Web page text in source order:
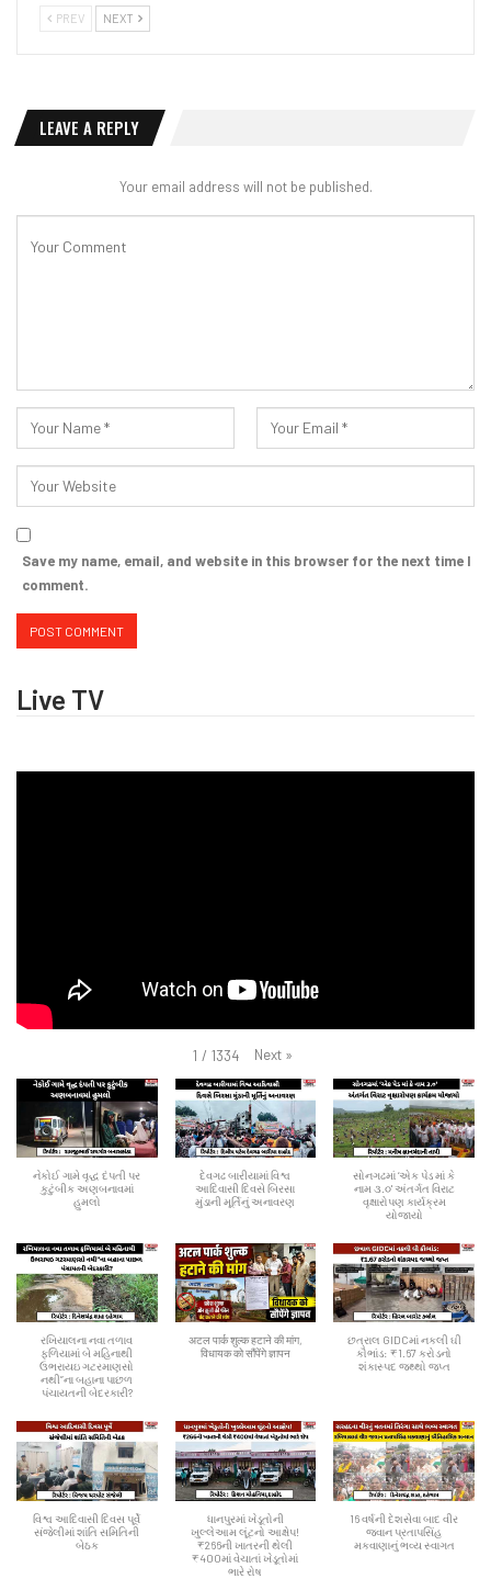
PREV NEXT
LEAVE A REPLY
Your email address will not be published.
Save my name, email, and website in this browser for the next time I
comment.
Live TV
1 / 1334 Next »
નેકોઈ ગામે વૃદ્ધ દંપતી પર
કુટુંબીક અણબનાવમાં
હુમલો
દેવગઢ બારીયામાં વિશ્વ
આદિવાસી દિવસે બિરસા
મુંડાની મૂર્તિનું અનાવરણ
સોનગઢમાં ‘એક પેડ માં કે
નામ ૩.૦' અંતર્ગત વિરાટ
વૃક્ષારોપણ કાર્યક્રમ
યોજાયો
રખિયાલના નવા તળાવ
ફળિયામાં બે મહિનાથી
ઉભરાયઇ ગટરમાણસો
નથી”ના બહાના પાછળ
પંચાયતની બેદરકારી?
अटल पार्क शुल्क हटाने की मांग,
विधायक को सौंपेंगे ज्ञापन
છત્રાલ GIDCમાં નકલી ઘી
કૌભાંડ: ₹1.67 કરોડનો
શંકાસ્પદ જથ્થો જપ્ત
વિશ્વ આદિવાસી દિવસ પૂર્વે
સંજેલીમાં શાંતિ સમિતિની
બેઠક
ધાનપુરમાં ખેડૂતોની
ખુલ્લેઆમ લૂંટનો આક્ષેપ!
₹266ની ખાતરની થેલી
₹400માં વેચાતાં ખેડૂતોમાં
ભારે રોષ
16 વર્ષની દેશસેવા બાદ વીર
જવાન પ્રતાપસિંહ
મકવાણાનું ભવ્ય સ્વાગત